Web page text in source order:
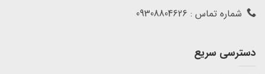
شماره تماس : 09308804626
دسترسی سریع